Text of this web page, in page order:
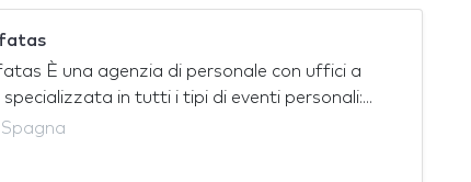
È una agenzia di personale con uffici a
​​specializzata in tutti i tipi di eventi personali:...